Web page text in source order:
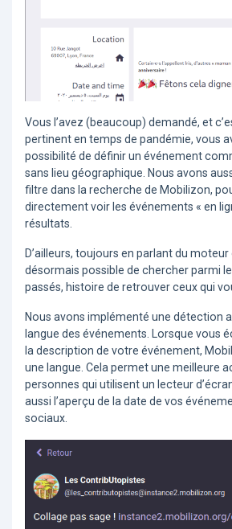
Vous l’avez (beaucoup) demandé, et
pertinent en temps de pandémie, vous
possibilité de définir un événement
sans lieu géographique. Nous avons
filtre dans la recherche de Mobilizon,
directement voir les événements « en
résultats.
D’ailleurs, toujours en parlant du
désormais possible de chercher parmi
passés, histoire de retrouver ceux qui
Nous avons implémenté une détection
langue des événements. Lorsque vous
la description de votre événement,
une langue. Cela permet une meilleure
personnes qui utilisent un lecteur
aussi l’aperçu de la date de vos
sociaux.